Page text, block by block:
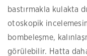
bastırmakla kulakta
otoskopik
bombeleşme,
görülebilir. Hatta